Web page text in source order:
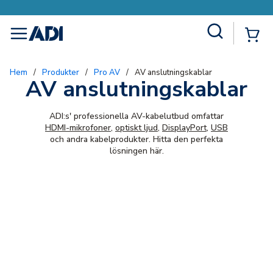
menu
Hem / Produkter / Pro AV / AV anslutningskablar
AV anslutningskablar
ADI:s' professionella AV-kabelutbud omfattar
HDMI-mikrofoner, optiskt ljud, DisplayPort, USB
och andra kabelprodukter. Hitta den perfekta
lösningen här.